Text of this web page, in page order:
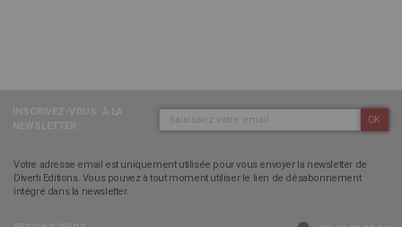
OK
Votre adresse email est uniquement utilisée pour vous envoyer la newsletter de
Diverti Editions. Vous pouvez à tout moment utiliser le lien de désabonnement
intégré dans la newsletter.